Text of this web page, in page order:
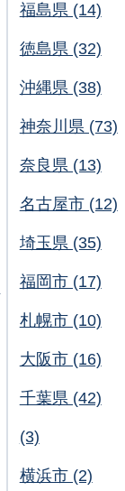
福島県 (14)
徳島県 (32)
沖縄県 (38)
神奈川県 (73)
奈良県 (13)
名古屋市 (12)
埼玉県 (35)
福岡市 (17)
札幌市 (10)
大阪市 (16)
千葉県 (42)
(3)
横浜市 (2)